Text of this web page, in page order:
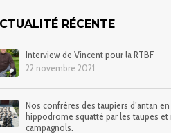
RÉCENTE
Interview de Vincent pour la RTBF
22 novembre 2021
Nos confrères des taupiers d’antan
hippodrome squatté par les taupes et
campagnols.